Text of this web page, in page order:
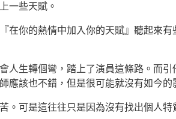
一些天賦。
在你的熱情中加入你的天賦』聽起來
人生轉個彎，踏上了演員這條路。而
應該也不錯，但是很可能就沒有如今的
。可是這往往只是因為沒有找出個人